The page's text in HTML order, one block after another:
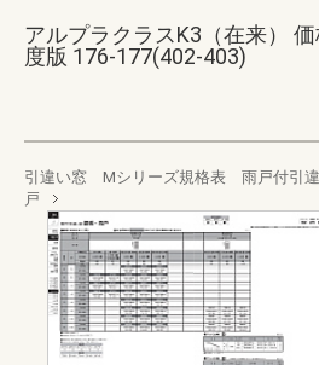
アルプラクラスK3（在来）
度版 176-177(402-403)
引違い窓 Mシリーズ規格表 雨戸付引
戸